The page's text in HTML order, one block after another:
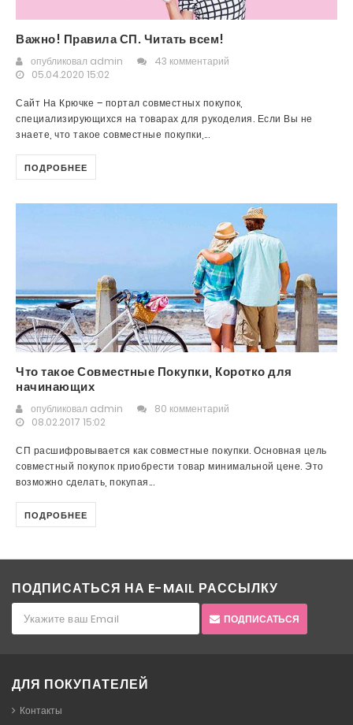
Важно! Правила СП. Читать всем!
опубликовал admin
43 комментарий
05.04.2020 15:02
Сайт На Крючке – портал совместных покупок,
специализирующихся на товарах для рукоделия. Если Вы не
знаете, что такое совместные покупки,...
ПОДРОБНЕЕ
Что такое Совместные Покупки, Коротко для
начинающих
опубликовал admin
80 комментарий
08.02.2017 15:02
СП расшифровывается как совместные покупки. Основная цель
совместный покупок приобрести товар минимальной цене. Это
возможно сделать, покупая...
ПОДРОБНЕЕ
ПОДПИСАТЬСЯ НА E-MAIL РАССЫЛКУ
ПОДПИСАТЬСЯ
ДЛЯ ПОКУПАТЕЛЕЙ
Контакты